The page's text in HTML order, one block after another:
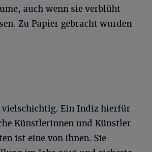
auch wenn sie verblüht
Zu Papier gebracht wurden
Ein Indiz hierfür
Künstlerinnen und Künstler
ist eine von ihnen. Sie